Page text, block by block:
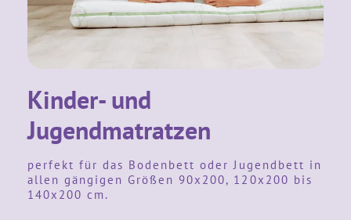
Matratzenschoner & -auflage
Sommerschlafsack
Puck-Schlafsack
Innenschlafsack
Baby-Kuscheldecke
Krabbeldecke
Kuschelkissen
STILLKISSEN & STILLTUCH
TEXTILIEN
Bettwäsche
Spannbettlaken
ENTWICKLUNGSFÖRDERUNG
Kuschelnest
Kinder- und
Jugendmatratzen
perfekt für das Bodenbett oder Jugendbett in
allen gängigen Größen 90x200, 120x200 bis
140x200 cm.